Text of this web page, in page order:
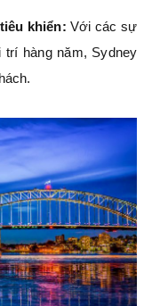
khiển: Với các sự
trí hàng năm, Sydney